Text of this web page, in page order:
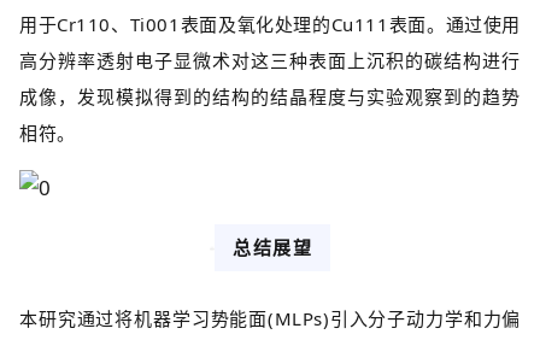
用于Cr110、Ti001表面及氧化处理的Cu111表面。通过使用
高分辨率透射电子显微术对这三种表面上沉积的碳结构进行
成像，发现模拟得到的结构的结晶程度与实验观察到的趋势
相符。
总结展望
本研究通过将机器学习势能面(MLPs)引入分子动力学和力偏